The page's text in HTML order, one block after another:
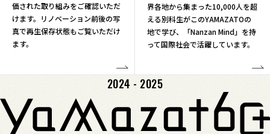
価された取り組みをご確認いただ
けます。リノベーション前後の写
真で再生保存状態もご覧いただけ
ます。
界各地から集まった10,000人を超
える別科生がこのYAMAZATOの
地で学び、「Nanzan Mind」を持
って国際社会で活躍しています。
2024 - 2025